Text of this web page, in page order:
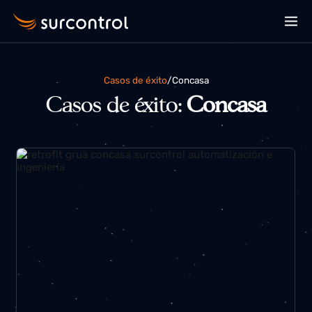
Casos de éxito/ concasa
Casos de éxito:Concasa